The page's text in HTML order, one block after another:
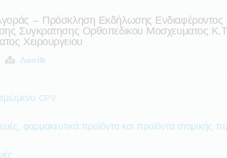
– Πρόσκληση Εκδήλωσης Ενδιαφέροντος
Συγκρατησης Ορθοπεδικου Μοσχευματος
Χειρουργειου
Λασίθι
CPV
φαρμακευτικά προϊόντα και προϊόντα ατομικής